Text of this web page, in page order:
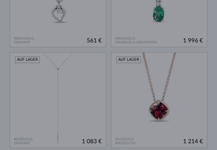
WEISSGOLD
DIAMANT
561 €
WEISSGOLD
SMARAGD & DIAMANTEN
1 996 €
ROSÉGOLD
DIAMANT
AUF LAGER
1 083 €
ROSÉGOLD
RHODOLITH
AUF LAGER
1 214 €